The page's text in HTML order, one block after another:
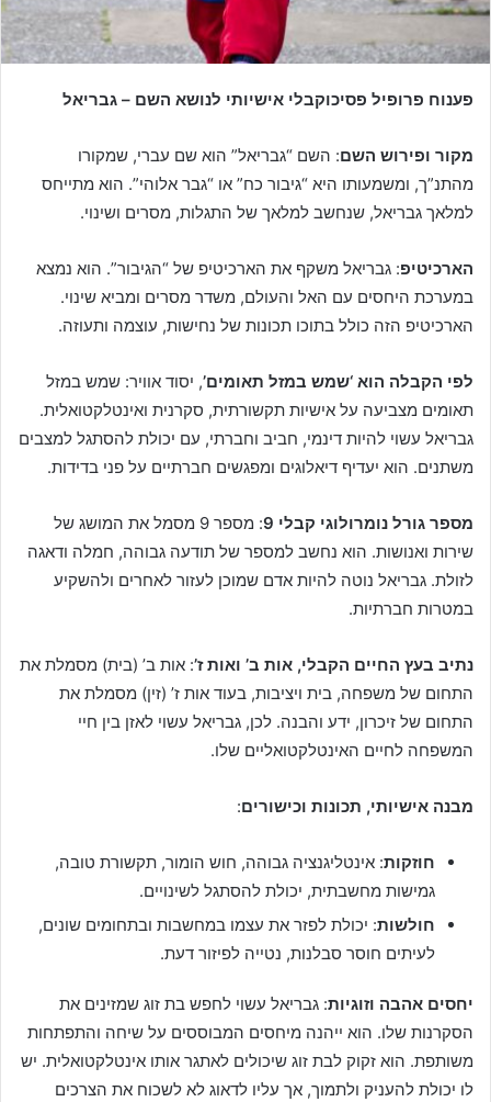
פענוח פרופיל פסיכוקבלי אישיותי לנושא השם – גבריאל
מקור ופירוש השם: השם “גבריאל” הוא שם עברי, שמקורו
מהתנ”ך, ומשמעותו היא “גיבור כח” או “גבר אלוהי”. הוא מתייחס
למלאך גבריאל, שנחשב למלאך של התגלות, מסרים ושינוי.
הארכיטיפ: גבריאל משקף את הארכיטיפ של “הגיבור”. הוא נמצא
במערכת היחסים עם האל והעולם, משדר מסרים ומביא שינוי.
הארכיטיפ הזה כולל בתוכו תכונות של נחישות, עוצמה ותעוזה.
לפי הקבלה הוא ‘שמש במזל תאומים’, יסוד אוויר: שמש במזל
תאומים מצביעה על אישיות תקשורתית, סקרנית ואינטלקטואלית.
גבריאל עשוי להיות דינמי, חביב וחברתי, עם יכולת להסתגל למצבים
משתנים. הוא יעדיף דיאלוגים ומפגשים חברתיים על פני בדידות.
מספר גורל נומרולוגי קבלי 9
: מספר 9 מסמל את המושג של
שירות ואנושות. הוא נחשב למספר של תודעה גבוהה, חמלה ודאגה
לזולת. גבריאל נוטה להיות אדם שמוכן לעזור לאחרים ולהשקיע
במטרות חברתיות.
נתיב בעץ החיים הקבלי, אות ב’ ואות ז’: אות ב’ (בית) מסמלת את
התחום של משפחה, בית ויציבות, בעוד אות ז’ (זין) מסמלת את
התחום של זיכרון, ידע והבנה. לכן, גבריאל עשוי לאזן בין חיי
המשפחה לחיים האינטלקטואליים שלו.
מבנה אישיותי, תכונות וכישורים:
חוזקות: אינטליגנציה גבוהה, חוש הומור, תקשורת טובה,
גמישות מחשבתית, יכולת להסתגל לשינויים.
חולשות: יכולת לפזר את עצמו במחשבות ובתחומים שונים,
לעיתים חוסר סבלנות, נטייה לפיזור דעת.
יחסים אהבה וזוגיות: גבריאל עשוי לחפש בת זוג שמזינים את
הסקרנות שלו. הוא ייהנה מיחסים המבוססים על שיחה והתפתחות
משותפת. הוא זקוק לבת זוג שיכולים לאתגר אותו אינטלקטואלית. יש
לו יכולת להעניק ולתמוך, אך עליו לדאוג לא לשכוח את הצרכים